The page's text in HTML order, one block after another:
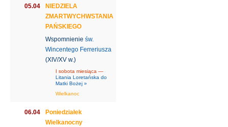
05.04
NIEDZIELA
ZMARTWYCHWSTANIA
PAŃSKIEGO
Wspomnienie św.
Wincentego Ferreriusza
(XIV/XV w.)
I sobota miesiąca —
Litania Loretańska do
Matki Bożej »
Wielkanoc
06.04
Poniedziałek
Wielkanocny